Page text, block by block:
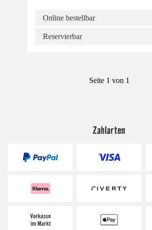
Online bestellbar
Reservierbar
Seite 1 von 1
Zahlarten